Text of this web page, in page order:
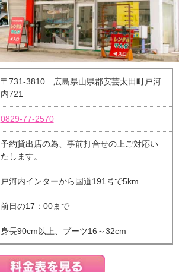
〒731-3810 広島県山県郡安芸太田町戸河
内721
0829-77-2570
予約貸出店の為、事前打合せの上ご対応い
たします。
戸河内インターから国道191号で5km
前日の17：00まで
身長90cm以上、ブーツ16～32cm